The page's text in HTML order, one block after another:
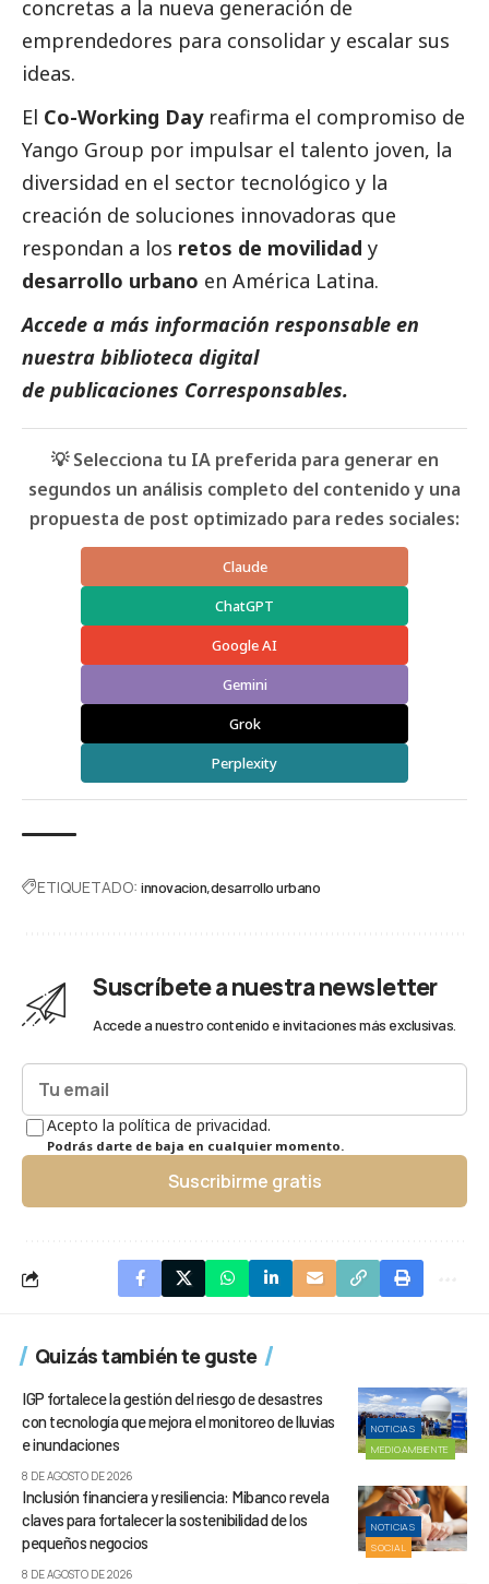
concretas a la nueva generación de
emprendedores para consolidar y escalar sus
ideas.
El Co-Working Dayreafirma el compromiso de
Yango Group por impulsar el talento joven, la
diversidad en el sector tecnológico y la
creación de soluciones innovadoras que
respondan a los retos de movilidad y
desarrollo urbano en América Latina.
Accede a más información responsable en
nuestra biblioteca digital
de publicaciones Corresponsables.
💡 Selecciona tu IA preferida para generar en
segundos un análisis completo del contenido y una
propuesta de post optimizado para redes sociales:
Claude
ChatGPT
Google AI
Gemini
Grok
Perplexity
ETIQUETADO: innovacion desarrollo urbano
Suscríbete a nuestra newsletter
Accede a nuestro contenido e invitaciones más exclusivas.
Acepto la política de privacidad.
Podrás darte de baja en cualquier momento.
Suscribirme gratis
Quizás también te guste
NOTICIAS
MEDIOAMBIENTE
IGP fortalece la gestión del riesgo de desastres
con tecnología que mejora el monitoreo de lluvias
e inundaciones
8 DE AGOSTO DE 2026
NOTICIAS
SOCIAL
Inclusión financiera y resiliencia: Mibanco revela
claves para fortalecer la sostenibilidad de los
pequeños negocios
8 DE AGOSTO DE 2026